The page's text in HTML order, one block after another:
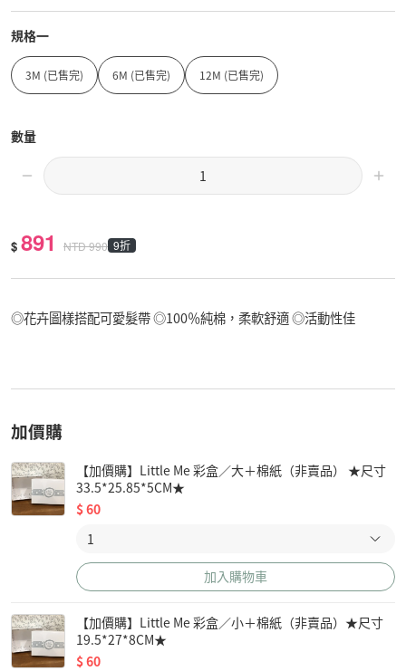
規格一
3M (已售完) 6M (已售完) 12M (已售完)
數量
$ 891 NTD990 9折
◎花卉圖樣搭配可愛髮帶 ◎100％純棉，柔軟舒適 ◎活動性佳
加價購
【加價購】Little Me 彩盒／大＋棉紙（非賣品） ★尺寸
33.5*25.85*5CM★
$60
加入購物車
【加價購】Little Me 彩盒／小＋棉紙（非賣品）★尺寸
19.5*27*8CM★
$60